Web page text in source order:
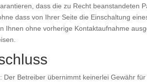
dass die zu Recht beanstandeten
dass von Ihrer Seite die Einschaltung
Ihnen ohne vorherige Kontaktaufnahme
Der Betreiber übernimmt keinerlei Gewähr für